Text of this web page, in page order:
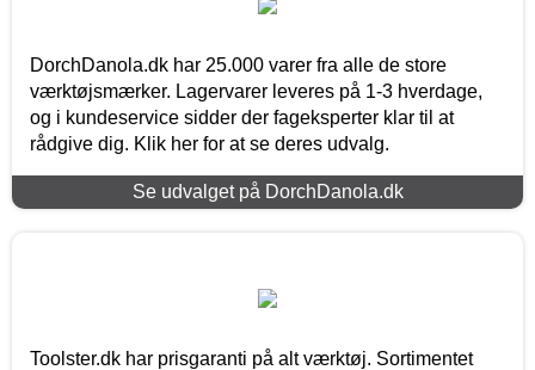
DorchDanola.dk har 25.000 varer fra alle de store
værktøjsmærker. Lagervarer leveres på 1-3 hverdage,
og i kundeservice sidder der fageksperter klar til at
rådgive dig. Klik her for at se deres udvalg.
Se udvalget på DorchDanola.dk
Toolster.dk har prisgaranti på alt værktøj. Sortimentet